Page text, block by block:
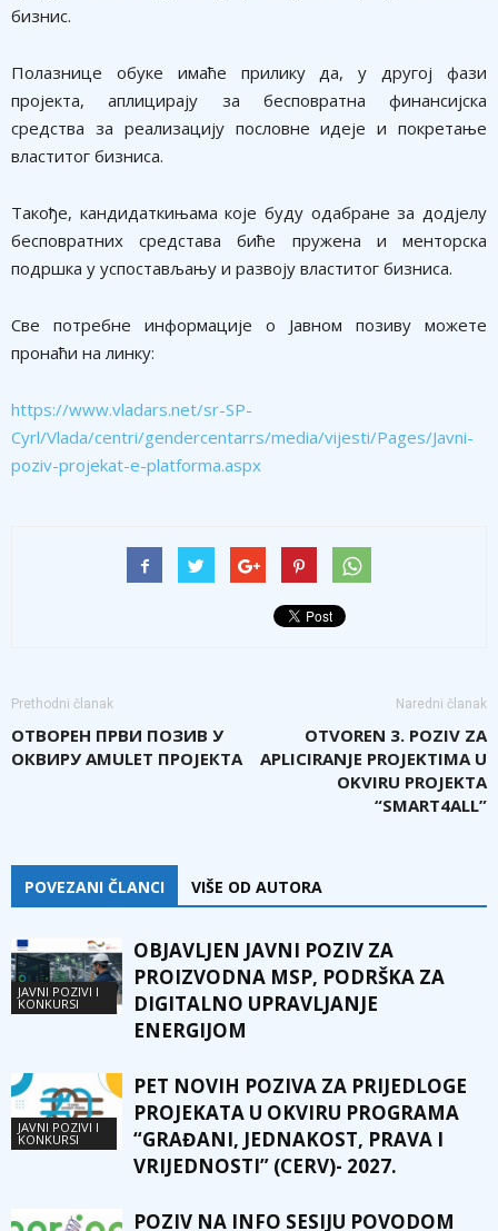
бизнис.
Полазнице обуке имаће прилику да, у другој фази
пројекта, аплицирају за бесповратна финансијска
средства за реализацију пословне идеје и покретање
властитог бизниса.
Такође, кандидаткињама које буду одабране за додјелу
бесповратних средстава биће пружена и менторска
подршка у успостављању и развоју властитог бизниса.
Све потребне информације о Јавном позиву можете
пронаћи на линку:
https://www.vladars.net/sr-SP-
Cyrl/Vlada/centri/gendercentarrs/media/vijesti/Pages/Javni-
poziv-projekat-e-platforma.aspx
Prethodni članak
ОТВОРЕН ПРВИ ПОЗИВ У
ОКВИРУ AMULET ПРОЈЕКТА
Naredni članak
OTVOREN 3. POZIV ZA
APLICIRANJE PROJEKTIMA U
OKVIRU PROJEKTA
“SMART4ALL”
POVEZANI ČLANCI VIŠE OD AUTORA
JAVNI POZIVI I
KONKURSI
OBJAVLJEN JAVNI POZIV ZA
PROIZVODNA MSP, PODRŠKA ZA
DIGITALNO UPRAVLJANJE
ENERGIJOM
JAVNI POZIVI I
KONKURSI
PET NOVIH POZIVA ZA PRIJEDLOGE
PROJEKATA U OKVIRU PROGRAMA
“GRAĐANI, JEDNAKOST, PRAVA I
VRIJEDNOSTI” (CERV)- 2027.
POZIV NA INFO SESIJU POVODOM